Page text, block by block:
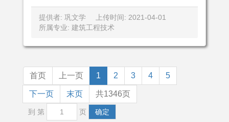
提供者: 巩文学
上传时间: 2021-04-01
所属专业: 建筑工程技术
首页 上一页 1 2 3 4 5
下一页 末页 共1346页
到 第 页 确定